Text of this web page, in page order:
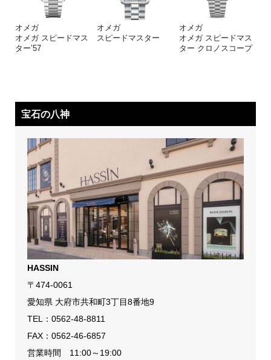
オメガ
オメガ スピードマス
ター’57
オメガ
スピードマスター
オメガ
オメガ スピードマス
ター クロノスコープ
宝石の八神
HASSIN
〒474-0061
愛知県 大府市共和町3丁目8番地9
TEL： 0562-48-8811
FAX：0562-46-6857
営業時間 11:00～19:00